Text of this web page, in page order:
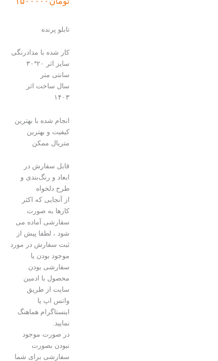
تابلو پرنده
کار شده با مدادرنگی
سایز اثر ۲۰*۳۰
سانتی متر
سال ساخت اثر
۱۴۰۳
انجام شده با بهترین
کیفیت و بهترین
متریال ممکن
قابل سفارش در
ابعاد و رنگ‌بندی و
طرح دلخواه
از آنجایی که اکثر
کارها به صورت
سفارشی آماده می
شود ، لطفا پیش از
ثبت سفارش در مورد
موجود بودن یا
سفارشی بودن
محصول با ادمین
سایت از طریق
واتس اپ یا
اینستاگرام هماهنگ
نمایید.
در صورت موجود
نبودن بصورت
سفارشی برای شما